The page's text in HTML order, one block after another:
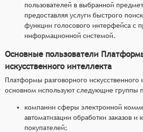
пользователей в выбранной
предоставляя услуги быстрого
функции голосового интерфейса с
информационной системой.
Основные пользователи
искусственного интеллекта
Платформы разговорного искусственного
основном используют следующие группы
компании сферы электронной
автоматизации обработки заказов и
покупателей;